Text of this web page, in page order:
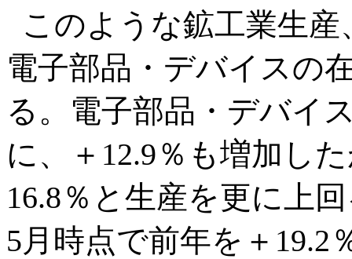
このような鉱工業生
電子部品・デバイスの
る。電子部品・デバイ
に、＋12.9％も増加し
16.8％と生産を更に上
5月時点で前年を＋19.2